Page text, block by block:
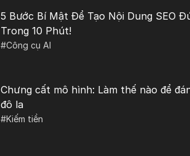
5 Bước Bí Mật Để Tạo Nội Dung SEO
Trong 10 Phút!
#Công cụ AI
Chưng cất mô hình: Làm thế nào để
đô la
#Kiếm tiền